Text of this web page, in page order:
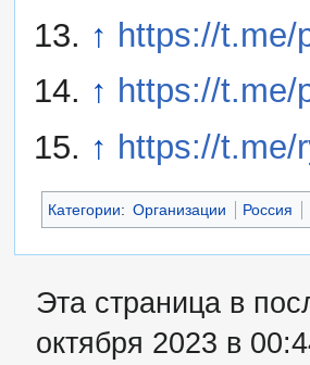
↑ https://t.me/
↑ https://t.me/
↑ https://t.me/
Категории: Организации Россия
Эта страница в
октября 2023 в